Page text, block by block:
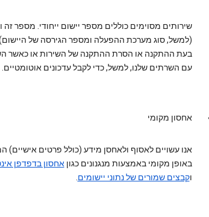
שירותים מסוימים כוללים מספר יישום ייחודי. מספר
בעת ההתקנה או הסרת ההתקנה של השירות או כאשר
עם השרתים שלנו, למשל, כדי לקבל עדכונים אוטומטיים.
אחסון מקומי
אנו עשויים לאסוף ולאחסן מידע (כולל פרטים אישיים)
באופן מקומי באמצעות מנגנונים כגוןאחסון בדפדפן
וקבצים שמורים של נתוני יישומים.